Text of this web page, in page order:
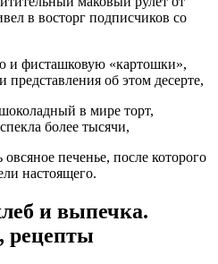
в восторг подписчиков со
фисташковую «картошки»,
представления об этом десерте,
в мире торт,
более тысячи,
печенье, после которого
настоящего.
и выпечка.
рецепты